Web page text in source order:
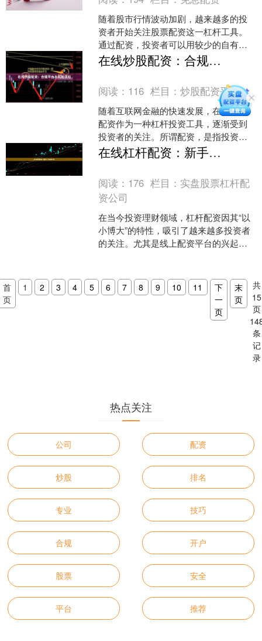
随着股市行情波动加剧，越来越多的投
资者开始关注股票配资这一杠杆工具。
通过配资，投资者可以用较少的自有资
金撬动更大的交易规模股票软件，从而
在牛市中放大收益。然而，....
在线炒股配资：合规平台与风险须知
阅读： 116 栏目：炒股配资平台
随着互联网金融的快速发展，在线炒股
配资作为一种杠杆投资工具，逐渐受到
投资者的关注。所谓配资，是指投资者
通过平台借入资金，放大本金进行股票
交易，以期获得更高收益。....
在线杠杆配资：新手入门必看指南
阅读： 176 栏目： 实盘股票杠杆配
资公司
在当今投资理财领域，杠杆配资因其“以
小博大”的特性，吸引了越来越多投资者
的关注。尤其是线上配资平台的兴起，
首
页
1 2 3 4 5 6 7 8 9 10 11
下
一
页
末
页
共
15
页
条
记
录
热点关注
公司 配资
炒股 排名
专业 技巧
合规 开户
股票 安全
平台 推荐